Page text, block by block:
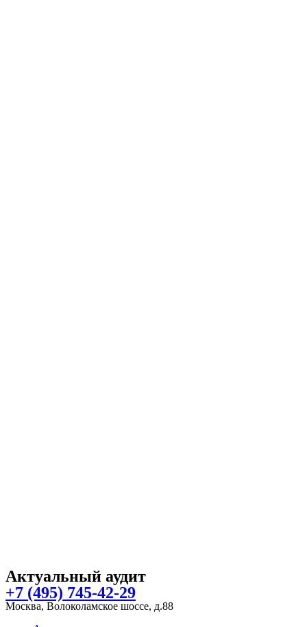
Актуальный аудит
+7 (495) 745-42-29
Москва, Волоколамское шоссе, д.88